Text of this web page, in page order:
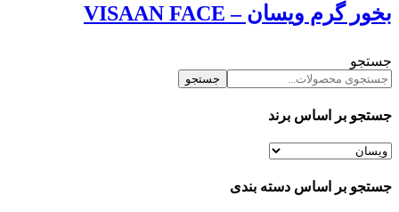
بخور گرم ویسان – VISAAN FACE
جستجو
جستجو
جستجو بر اساس برند
جستجو بر اساس دسته بندی